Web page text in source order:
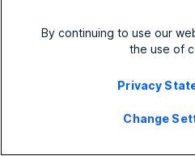
á
By continuing to use our
the use of
Privacy
Change